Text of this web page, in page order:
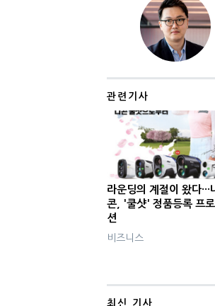
관련기사
라운딩의 계절이 왔다···
콘, '쿨샷' 정품등록 프
션
비즈니스
최신 기사